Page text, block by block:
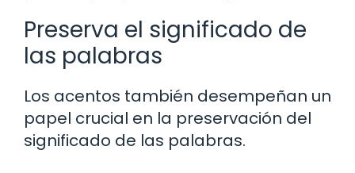
Preserva el significado de
las palabras
Los acentos también desempeñan un
papel crucial en la preservación del
significado de las palabras.